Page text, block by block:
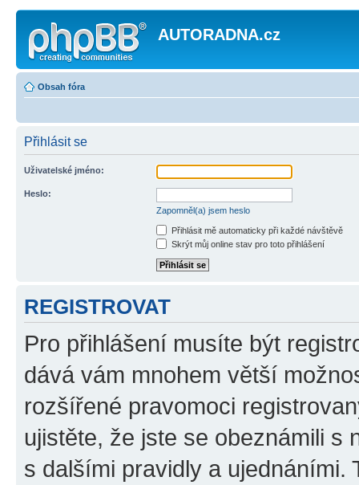
AUTORADNA.cz
Obsah fóra
Přihlásit se
Uživatelské jméno:
Heslo:
Zapomněl(a) jsem heslo
Přihlásit mě automaticky při každé návštěvě
Skrýt můj online stav pro toto přihlášení
REGISTROVAT
Pro přihlášení musíte být
dává vám mnohem větší
rozšířené pravomoci
ujistěte, že jste se obeznámili s
s dalšími pravidly a ujednáními.